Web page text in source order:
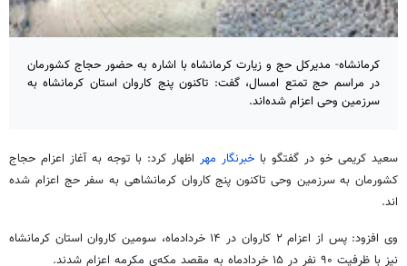
کرمانشاه- مدیرکل حج و زیارت کرمانشاه با اشاره به حضور حجاج کشورمان
در مراسم حج تمتع امسال، گفت: تاکنون پنج کاروان استان کرمانشاه به
سرزمین وحی اعزام شده‌اند.
سعید کریمی خو در گفتگو با خبرنگار مهر اظهار کرد: با توجه به آغاز اعزام حجاج
کشورمان به سرزمین وحی تاکنون پنج کاروان کرمانشاهی به سفر حج اعزام شده
اند.
وی افزود: پس از اعزام ۲ کاروان در ۱۴ خردادماه، سومین کاروان استان کرمانشاه
نیز با ظرفیت ۹۰ نفر در ۱۵ خردادماه به مقصد مکه‌ی مکرمه اعزام شدند.